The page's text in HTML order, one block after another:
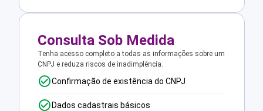
Consulta Sob Medida
Tenha acesso completo a todas as informações sobre um
CNPJ e reduza riscos de inadimplência.
Confirmação de existência do CNPJ
Dados cadastrais básicos